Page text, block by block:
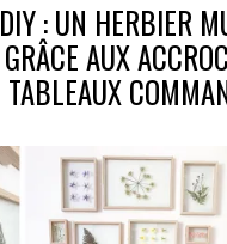
DIY : UN HERBIER
GRÂCE AUX
TABLEAUX